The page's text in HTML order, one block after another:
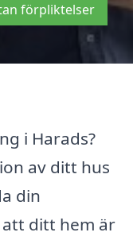
förpliktelser
i Harads?
av ditt hus
din
ditt hem är